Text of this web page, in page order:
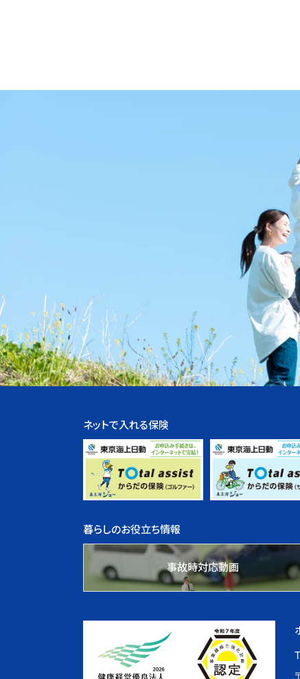
ネットで入れる保険
暮らしのお役立ち情報
事故時対応動画